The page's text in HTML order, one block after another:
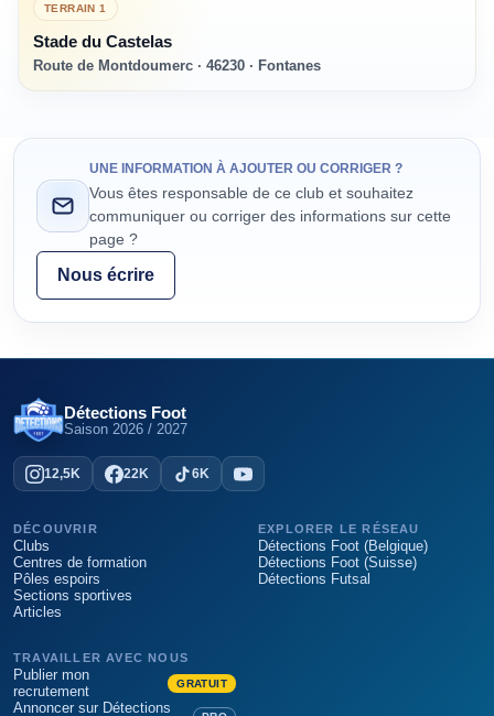
TERRAIN1
Stade du Castelas
Route de Montdoumerc · 46230 · Fontanes
UNE INFORMATION À AJOUTER OU CORRIGER ?
Vous êtes responsable de ce club et souhaitez
communiquer ou corriger des informations sur cette
page ?
Nous écrire
Détections Foot
Saison 2026 / 2027
12,5K 22K 6K
DÉCOUVRIR
Clubs
Centres de formation
Pôles espoirs
Sections sportives
Articles
EXPLORER LE RÉSEAU
Détections Foot (Belgique)
Détections Foot (Suisse)
Détections Futsal
TRAVAILLER AVEC NOUS
Publier mon
recrutement
GRATUIT
Annoncer sur Détections